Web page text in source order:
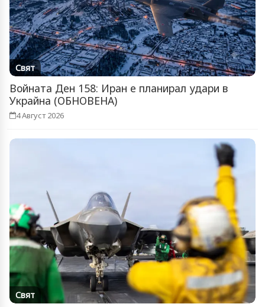
Свят
Войната Ден 158: Иран е планирал удари в
Украйна (ОБНОВЕНА)
4 Август 2026
Свят